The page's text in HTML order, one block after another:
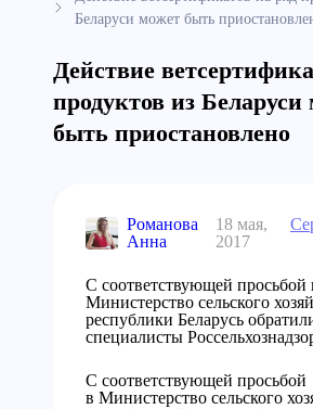
Беларуси может быть
Действие
продуктов из Беларуси
быть приостановлено
Романова
Анна
18 мая,
2017
С соответствующей просьбой
Министерство сельского
республики Беларусь
специалисты
С соответствующей просьбой
в Министерство сельского